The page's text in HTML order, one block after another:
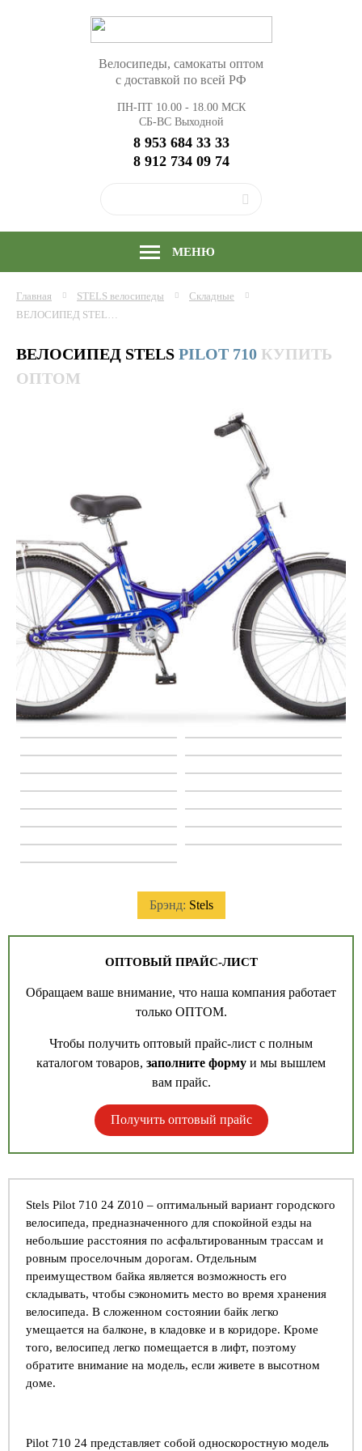
Велосипеды, самокаты оптом
с доставкой по всей РФ
ПН-ПТ 10.00 - 18.00 МСК
СБ-ВС Выходной
8 953 684 33 33
8 912 734 09 74
МЕНЮ
Главная STELS велосипеды
Складные
ВЕЛОСИПЕД STELS PILOT 710 24" Z010, РАМА СТАЛЬ, КУПИТЬ ОПТОМ
ВЕЛОСИПЕД STELS PILOT 710 КУПИТЬ
ОПТОМ
Брэнд: Stels
ОПТОВЫЙ ПРАЙС-ЛИСТ
Обращаем ваше внимание, что наша компания работает
только ОПТОМ.
Чтобы получить оптовый прайс-лист с полным
каталогом товаров, заполните форму и мы вышлем
вам прайс.
Получить оптовый прайс
Stels Pilot 710 24 Z010 – оптимальный вариант городского
велосипеда, предназначенного для спокойной езды на
небольшие расстояния по асфальтированным трассам и
ровным проселочным дорогам. Отдельным
преимуществом байка является возможность его
складывать, чтобы сэкономить место во время хранения
велосипеда. В сложенном состоянии байк легко
умещается на балконе, в кладовке и в коридоре. Кроме
того, велосипед легко помещается в лифт, поэтому
обратите внимание на модель, если живете в высотном
доме.
Pilot 710 24 представляет собой односкоростную модель